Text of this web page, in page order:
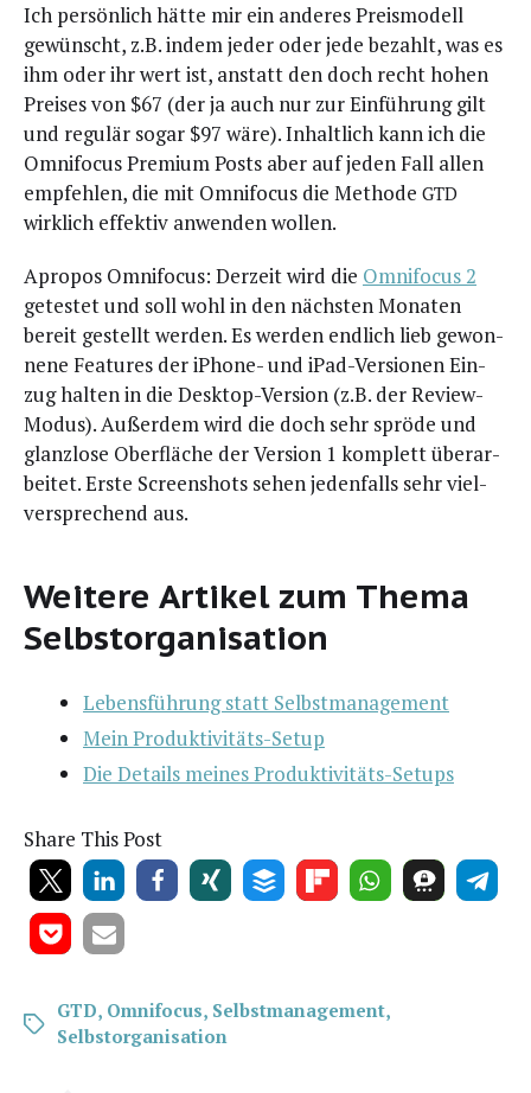
Ich per­sön­lich hät­te mir ein ande­res Preis­mo­dell
gewünscht, z.B. indem jeder oder jede bezahlt, was es
ihm oder ihr wert ist, anstatt den doch recht hohen
Prei­ses von $67 (der ja auch nur zur Ein­füh­rung gilt
und regu­lär sogar $97 wäre). Inhalt­lich kann ich die
Omni­fo­cus Pre­mi­um Posts aber auf jeden Fall allen
emp­feh­len, die mit Omni­fo­cus die Metho­de GTD
wirk­lich effek­tiv anwen­den wollen.
Apro­pos Omni­fo­cus: Der­zeit wird die Omni­fo­cus 2
getes­tet und soll wohl in den nächs­ten Mona­ten
bereit gestellt wer­den. Es wer­den end­lich lieb gewon­
ne­ne Fea­tures der iPho­ne- und iPad-Ver­sio­nen Ein­
zug hal­ten in die Desk­top-Ver­si­on (z.B. der Review-
Modus). Außer­dem wird die doch sehr sprö­de und
glanz­lo­se Ober­flä­che der Ver­si­on 1 kom­plett über­ar­
bei­tet. Ers­te Screen­shots sehen jeden­falls sehr viel­
ver­spre­chend aus.
Weitere Artikel zum Thema
Selbstorganisation
Lebens­füh­rung statt Selbstmanagement
Mein Pro­duk­ti­vi­täts-Set­up
Die Details mei­nes Produktivitäts-Setups
Share This Post
GTD, Omnifocus, Selbstmanagement,
Selbstorganisation